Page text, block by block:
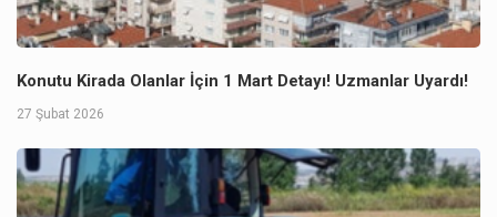
Konutu Kirada Olanlar İçin 1 Mart Detayı! Uzmanlar Uyardı!
27 Şubat 2026